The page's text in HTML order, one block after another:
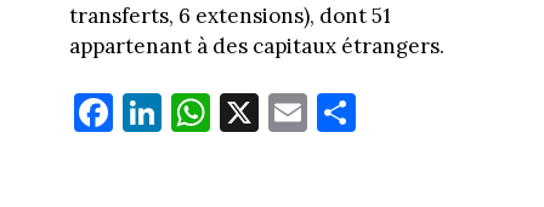
transferts, 6 extensions), dont 51
appartenant à des capitaux étrangers.
Fa
ce
Li
nk
W
ha
X E
m
Pa